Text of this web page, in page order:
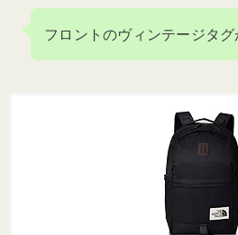
フロントのヴィンテージタグ